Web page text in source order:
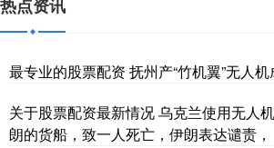
热点资讯
最专业的股票配资 抚州产“竹机翼”无人
关于股票配资最新情况 乌克兰使用无人
朗的货船，致一人死亡，伊朗表达谴责，